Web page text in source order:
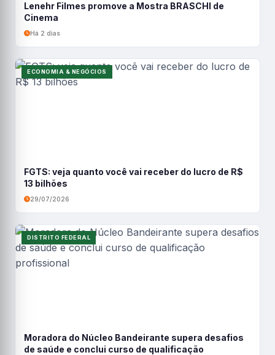
Lenehr Filmes promove a Mostra BRASCHI de
Cinema
Há 2 dias
ECONOMIA & NEGÓCIOS
FGTS: veja quanto você vai receber do lucro de R$
13 bilhões
29/07/2026
DISTRITO FEDERAL
Moradora do Núcleo Bandeirante supera desafios
de saúde e conclui curso de qualificação